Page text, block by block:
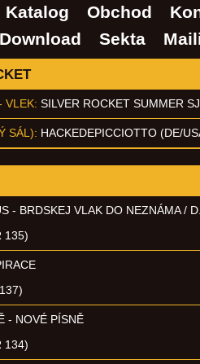
Katalog Obchod
Download Sekta
VLEK: SILVER ROCKET SUMMER
SÁL): HACKEDEPICCIOTTO (DE/
- BRDSKEJ VLAK DO NEZNÁMA /
135)
- NOVÉ PÍSNĚ
134)